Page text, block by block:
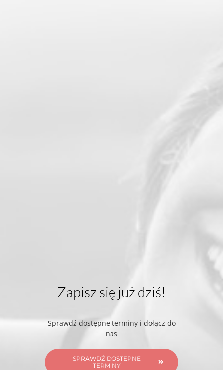
Zapisz się już dziś!
Sprawdź dostępne terminy i dołącz do
nas
SPRAWDŹ DOSTĘPNE
TERMINY